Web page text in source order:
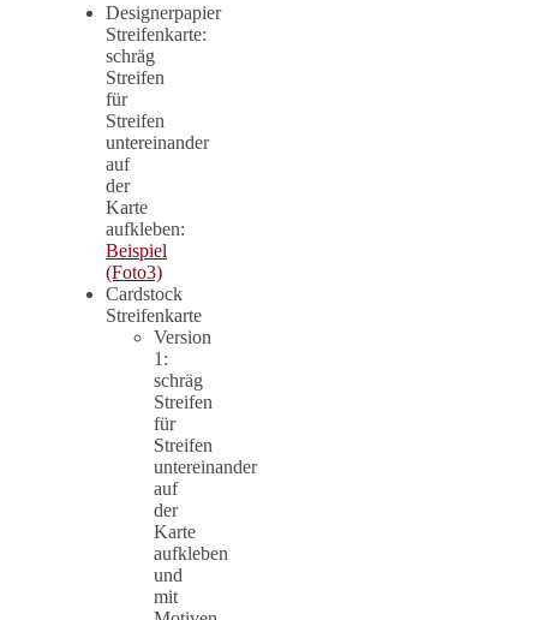
Designerpapier
Streifenkarte:
schräg
Streifen
für
Streifen
untereinander
auf
der
Karte
aufkleben:
Beispiel
(Foto3)
Cardstock
Streifenkarte
Version
1:
schräg
Streifen
für
Streifen
untereinander
auf
der
Karte
aufkleben
und
mit